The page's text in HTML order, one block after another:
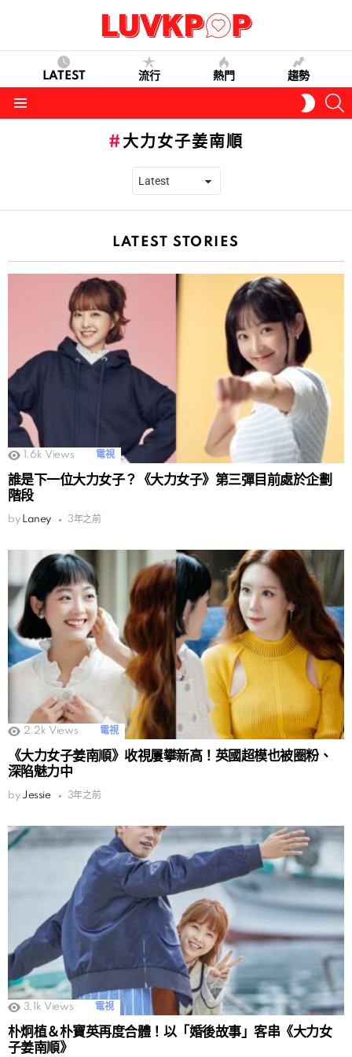
LATEST 流行 熱門 趨勢
SKIN
大力女子姜南順
LATEST STORIES
1.6k Views 電視
誰是下一位大力女子？《大力女子》第三彈目前處於企劃
階段
by Laney 3年之前
2.2k Views 電視
《大力女子姜南順》收視屢攀新高！英國超模也被圈粉、
深陷魅力中
by Jessie 3年之前
3.1k Views 電視
朴炯植＆朴寶英再度合體！以「婚後故事」客串《大力女
子姜南順》